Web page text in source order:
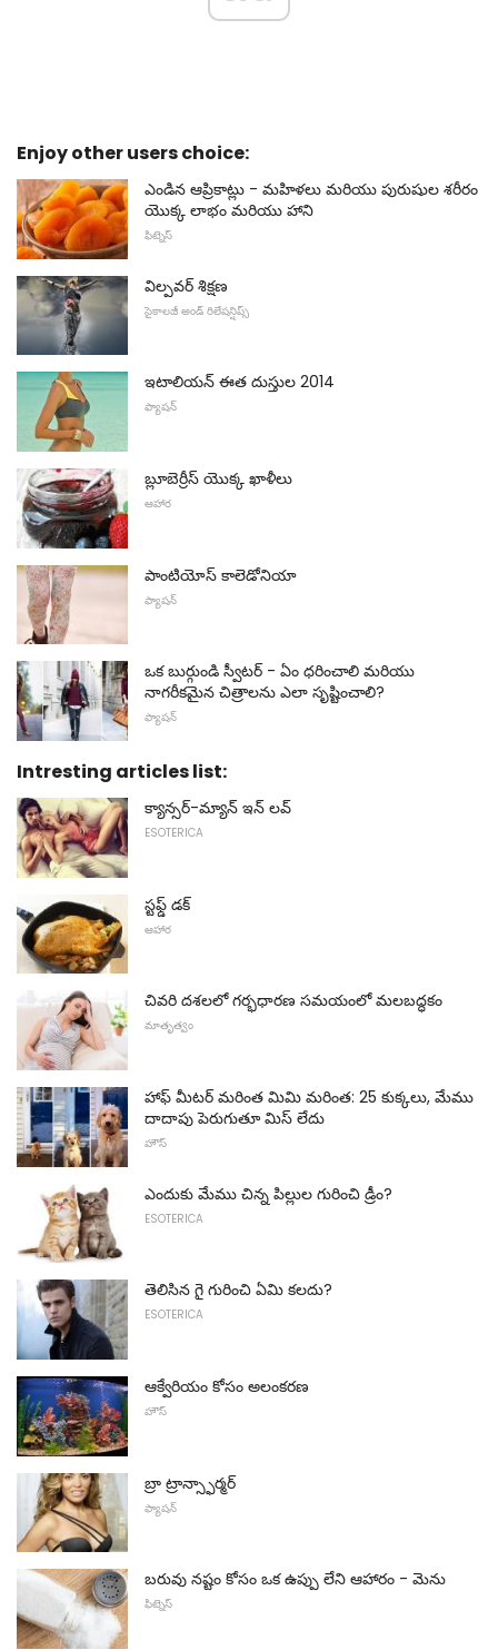
Enjoy other users choice:
ఎండిన ఆప్రికాట్లు - మహిళలు మరియు పురుషుల శరీరం
యొక్క లాభం మరియు హాని
ఫిట్నెస్
విల్పవర్ శిక్షణ
సైకాలజీ అండ్ రిలేషన్షిప్స్
ఇటాలియన్ ఈత దుస్తుల 2014
ఫ్యాషన్
బ్లూబెర్రీస్ యొక్క ఖాళీలు
ఆహార
పాంటియోస్ కాలెడోనియా
ఫ్యాషన్
ఒక బుర్గుండి స్వీటర్ - ఏం ధరించాలి మరియు
నాగరీకమైన చిత్రాలను ఎలా సృష్టించాలి?
ఫ్యాషన్
Intresting articles list:
క్యాన్సర్-మ్యాన్ ఇన్ లవ్
ESOTERICA
స్టఫ్డ్ డక్
ఆహార
చివరి దశలలో గర్భధారణ సమయంలో మలబద్ధకం
మాతృత్వం
హాఫ్ మీటర్ మరింత మిమి మరింత: 25 కుక్కలు, మేము
దాదాపు పెరుగుతూ మిస్ లేదు
హౌస్
ఎందుకు మేము చిన్న పిల్లుల గురించి డ్రీం?
ESOTERICA
తెలిసిన గై గురించి ఏమి కలదు?
ESOTERICA
ఆక్వేరియం కోసం అలంకరణ
హౌస్
బ్రా ట్రాన్స్ఫార్మర్
ఫ్యాషన్
బరువు నష్టం కోసం ఒక ఉప్పు లేని ఆహారం - మెను
ఫిట్నెస్